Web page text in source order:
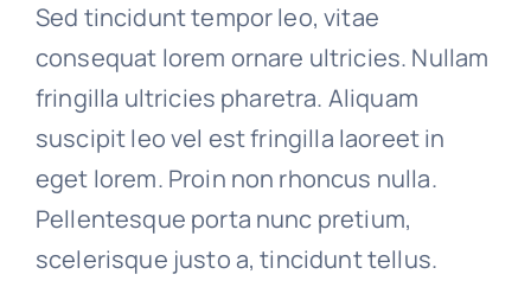
Sed tincidunt tempor leo, vitae
consequat lorem ornare ultricies. Nullam
fringilla ultricies pharetra. Aliquam
suscipit leo vel est fringilla laoreet in
eget lorem. Proin non rhoncus nulla.
Pellentesque porta nunc pretium,
scelerisque justo a, tincidunt tellus.